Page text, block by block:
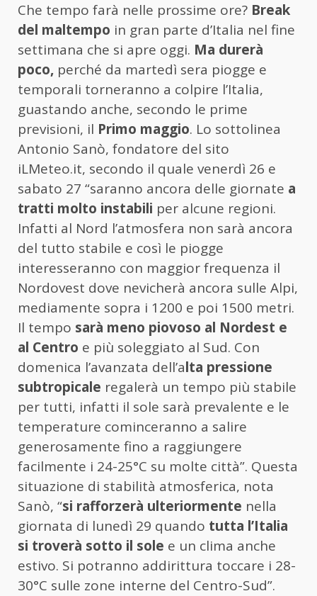
Che tempo farà nelle prossime ore? Break
del maltempo in gran parte d’Italia nel fine
settimana che si apre oggi. Ma durerà
poco, perché da martedì sera piogge e
temporali torneranno a colpire l’Italia,
guastando anche, secondo le prime
previsioni, il Primo maggio. Lo sottolinea
Antonio Sanò, fondatore del sito
iLMeteo.it, secondo il quale venerdì 26 e
sabato 27 “saranno ancora delle giornate a
tratti molto instabili per alcune regioni.
Infatti al Nord l’atmosfera non sarà ancora
del tutto stabile e così le piogge
interesseranno con maggior frequenza il
Nordovest dove nevicherà ancora sulle Alpi,
mediamente sopra i 1200 e poi 1500 metri.
Il tempo sarà meno piovoso al Nordest e
al Centro e più soleggiato al Sud. Con
domenica l’avanzata dell’alta pressione
subtropicale regalerà un tempo più stabile
per tutti, infatti il sole sarà prevalente e le
temperature cominceranno a salire
generosamente fino a raggiungere
facilmente i 24-25°C su molte città”. Questa
situazione di stabilità atmosferica, nota
Sanò, “si rafforzerà ulteriormente nella
giornata di lunedì 29 quando tutta l’Italia
si troverà sotto il sole e un clima anche
estivo. Si potranno addirittura toccare i 28-
30°C sulle zone interne del Centro-Sud”.